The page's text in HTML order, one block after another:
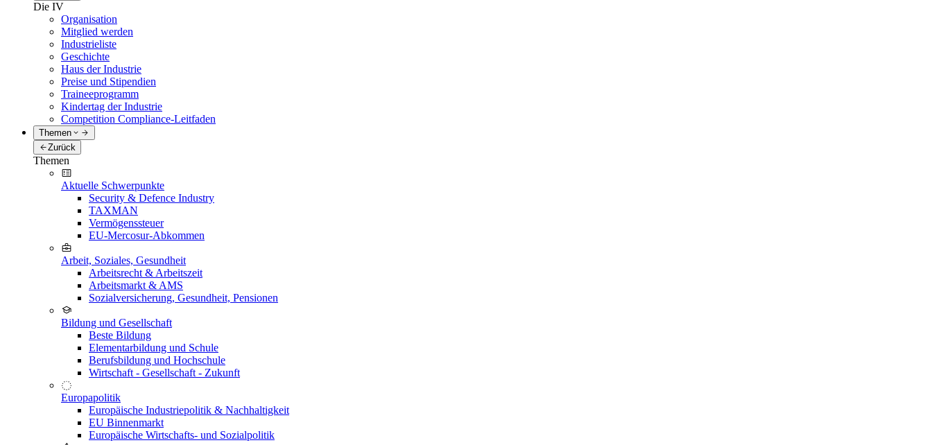
Die IV
Organisation
Mitglied werden
Industrieliste
Geschichte
Haus der Industrie
Preise und Stipendien
Traineeprogramm
Kindertag der Industrie
Competition Compliance-Leitfaden
Themen
Zurück
Themen
Aktuelle Schwerpunkte
Security & Defence Industry
TAXMAN
Vermögenssteuer
EU-Mercosur-Abkommen
Arbeit, Soziales, Gesundheit
Arbeitsrecht & Arbeitszeit
Arbeitsmarkt & AMS
Sozialversicherung, Gesundheit, Pensionen
Bildung und Gesellschaft
Beste Bildung
Elementarbildung und Schule
Berufsbildung und Hochschule
Wirtschaft - Gesellschaft - Zukunft
Europapolitik
Europäische Industriepolitik & Nachhaltigkeit
EU Binnenmarkt
Europäische Wirtschafts- und Sozialpolitik